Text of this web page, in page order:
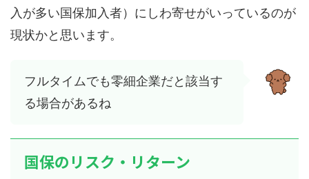
入が多い国保加入者）にしわ寄せがいっているのが
現状かと思います。
フルタイムでも零細企業だと該当す
る場合があるね
国保のリスク・リターン